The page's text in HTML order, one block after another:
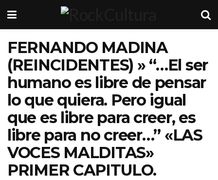
FERNANDO MADINA
(REINCIDENTES) » “…El ser
humano es libre de pensar
lo que quiera. Pero igual
que es libre para creer, es
libre para no creer…” «LAS
VOCES MALDITAS»
PRIMER CAPITULO.